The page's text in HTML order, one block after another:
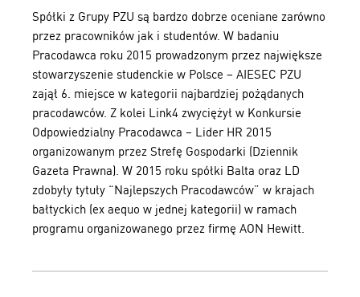
Spółki z Grupy PZU są bardzo dobrze oceniane zarówno
przez pracowników jak i studentów. W badaniu
Pracodawca roku 2015 prowadzonym przez największe
stowarzyszenie studenckie w Polsce – AIESEC PZU
zajął 6. miejsce w kategorii najbardziej pożądanych
pracodawców. Z kolei Link4 zwyciężył w Konkursie
Odpowiedzialny Pracodawca – Lider HR 2015
organizowanym przez Strefę Gospodarki (Dziennik
Gazeta Prawna). W 2015 roku spółki Balta oraz LD
zdobyły tytuły “Najlepszych Pracodawców” w krajach
bałtyckich (ex aequo w jednej kategorii) w ramach
programu organizowanego przez firmę AON Hewitt.